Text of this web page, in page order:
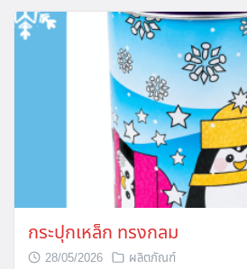
กระปุกเหล็ก ทรงกลม
28/05/2026 ผลิตภัณฑ์